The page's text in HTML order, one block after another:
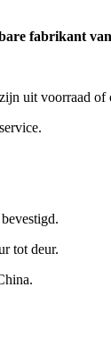
fabrikant
uit voorraad of
tot deur.